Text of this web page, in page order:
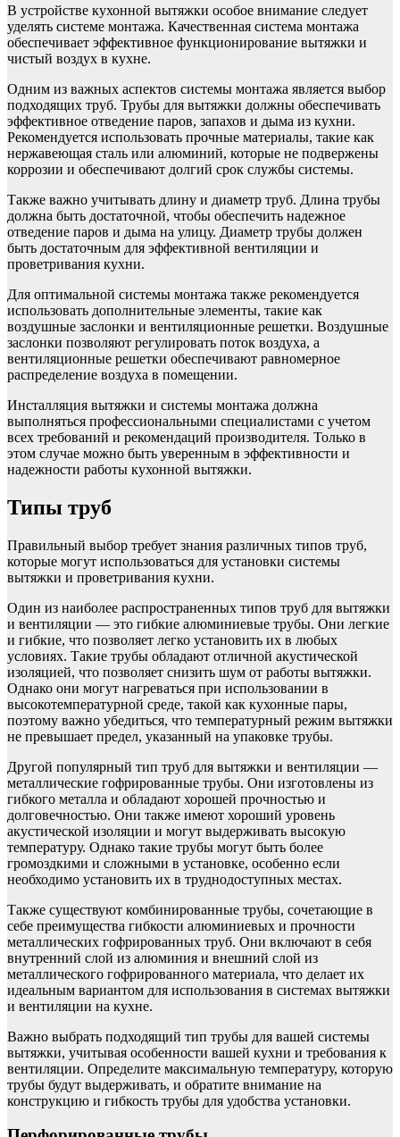
В устройстве кухонной вытяжки особое внимание следует
уделять системе монтажа. Качественная система монтажа
обеспечивает эффективное функционирование вытяжки и
чистый воздух в кухне.
Одним из важных аспектов системы монтажа является выбор
подходящих труб. Трубы для вытяжки должны обеспечивать
эффективное отведение паров, запахов и дыма из кухни.
Рекомендуется использовать прочные материалы, такие как
нержавеющая сталь или алюминий, которые не подвержены
коррозии и обеспечивают долгий срок службы системы.
Также важно учитывать длину и диаметр труб. Длина трубы
должна быть достаточной, чтобы обеспечить надежное
отведение паров и дыма на улицу. Диаметр трубы должен
быть достаточным для эффективной вентиляции и
проветривания кухни.
Для оптимальной системы монтажа также рекомендуется
использовать дополнительные элементы, такие как
воздушные заслонки и вентиляционные решетки. Воздушные
заслонки позволяют регулировать поток воздуха, а
вентиляционные решетки обеспечивают равномерное
распределение воздуха в помещении.
Инсталляция вытяжки и системы монтажа должна
выполняться профессиональными специалистами с учетом
всех требований и рекомендаций производителя. Только в
этом случае можно быть уверенным в эффективности и
надежности работы кухонной вытяжки.
Типы труб
Правильный выбор требует знания различных типов труб,
которые могут использоваться для установки системы
вытяжки и проветривания кухни.
Один из наиболее распространенных типов труб для вытяжки
и вентиляции — это гибкие алюминиевые трубы. Они легкие
и гибкие, что позволяет легко установить их в любых
условиях. Такие трубы обладают отличной акустической
изоляцией, что позволяет снизить шум от работы вытяжки.
Однако они могут нагреваться при использовании в
высокотемпературной среде, такой как кухонные пары,
поэтому важно убедиться, что температурный режим вытяжки
не превышает предел, указанный на упаковке трубы.
Другой популярный тип труб для вытяжки и вентиляции —
металлические гофрированные трубы. Они изготовлены из
гибкого металла и обладают хорошей прочностью и
долговечностью. Они также имеют хороший уровень
акустической изоляции и могут выдерживать высокую
температуру. Однако такие трубы могут быть более
громоздкими и сложными в установке, особенно если
необходимо установить их в труднодоступных местах.
Также существуют комбинированные трубы, сочетающие в
себе преимущества гибкости алюминиевых и прочности
металлических гофрированных труб. Они включают в себя
внутренний слой из алюминия и внешний слой из
металлического гофрированного материала, что делает их
идеальным вариантом для использования в системах вытяжки
и вентиляции на кухне.
Важно выбрать подходящий тип трубы для вашей системы
вытяжки, учитывая особенности вашей кухни и требования к
вентиляции. Определите максимальную температуру, которую
трубы будут выдерживать, и обратите внимание на
конструкцию и гибкость трубы для удобства установки.